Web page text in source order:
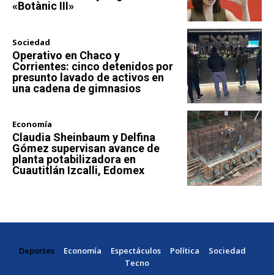
«Botànic III»
Sociedad
Operativo en Chaco y
Corrientes: cinco detenidos por
presunto lavado de activos en
una cadena de gimnasios
Economía
Claudia Sheinbaum y Delfina
Gómez supervisan avance de
planta potabilizadora en
Cuautitlán Izcalli, Edomex
Deportes Economía Espectáculos Política
Sociedad
Tecno